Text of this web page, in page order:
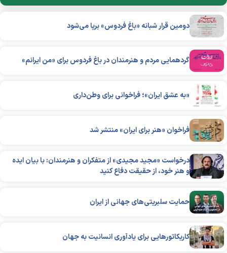
دومین قرار شبانه «باغ فردوس» برپا می‌شود
گردهمایی مردم و هنرمندان در باغ فردوس برای «من ایرانم»
«به عشق ایران»؛ فراخوانی برای وطن‌داری
فراخوان «هنر برای ایران» منتشر شد
درخواست «مجید مجیدی» از متفکران و هنرمندان: با بیان ایده
و هنر خود، از حقیقت دفاع کنید
حمایت سلبریتی‌های جهانی از ایران
کاریکاتورهایی برای یادآوری انسانیت به جهان